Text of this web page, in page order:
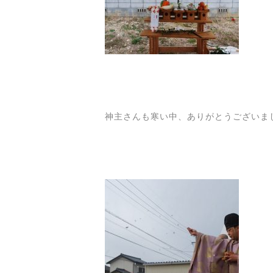
神主さんも寒い中、ありがとうございま